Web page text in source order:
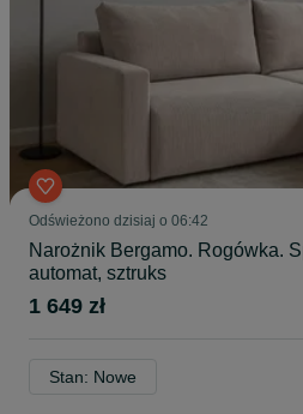
Odświeżono dzisiaj o 06:42
Narożnik Bergamo. Rogówka.
automat, sztruks
1 649 zł
Stan: Nowe